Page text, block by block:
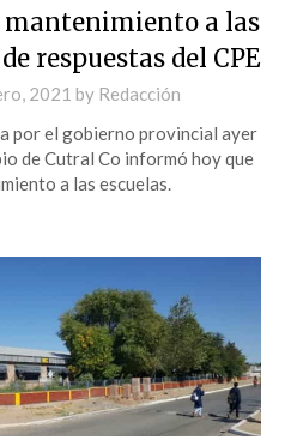
mantenimiento a las
respuestas del CPE
2021 by Redacción
por el gobierno provincial ayer
de Cutral Co informó hoy que
a las escuelas.